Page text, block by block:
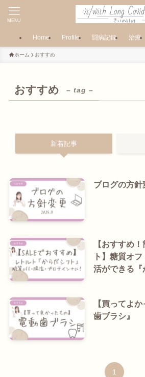
MENU
Home Profile 闘病記録 治療
ホーム おすすめ
おすすめ – tag –
新着記事
ブログの方針
【おすすめ
ト】糖質オ
活ができる『
【買ってよ
歯ブラシ』
1